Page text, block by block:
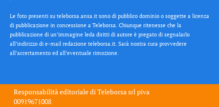
Le foto presenti su teleborsa.ansa.it sono di pubblico dominio o soggette a licenza
di pubblicazione in concessione a Teleborsa. Chiunque ritenesse che la
pubblicazione di un’immagine leda diritti di autore è pregato di segnalarlo
all’indirizzo di e-mail redazione teleborsa.it. Sarà nostra cura provvedere
all’accertamento ed all’eventuale rimozione.
Responsabilità editoriale diTeleborsa srlpiva
00919671008